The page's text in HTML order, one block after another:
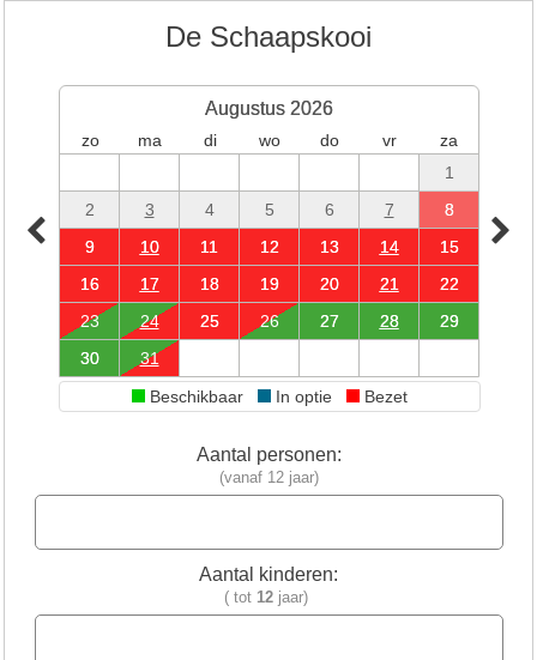
De Schaapskooi
Augustus 2026
zo ma di wo do vr
za
1
2
3 4 5 6 7
8
9
10 11 12 13 14
15
16
17 18 19 20 21
22
23
24 25 26 27 28
29
30
31
Beschikbaar
In optie Bezet
Aantal personen:
(vanaf 12 jaar)
Aantal kinderen:
( tot 12 jaar)